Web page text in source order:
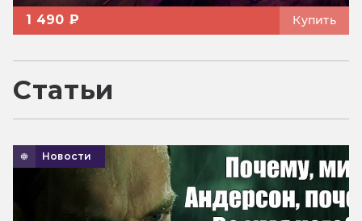
1 490 ₽ Купить
Статьи
Новости